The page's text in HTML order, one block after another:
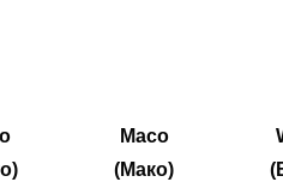
Maco
(Мако)